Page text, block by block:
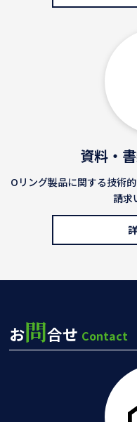
資料・
Oリング製品に関する技術
請求
お問合せ Contact